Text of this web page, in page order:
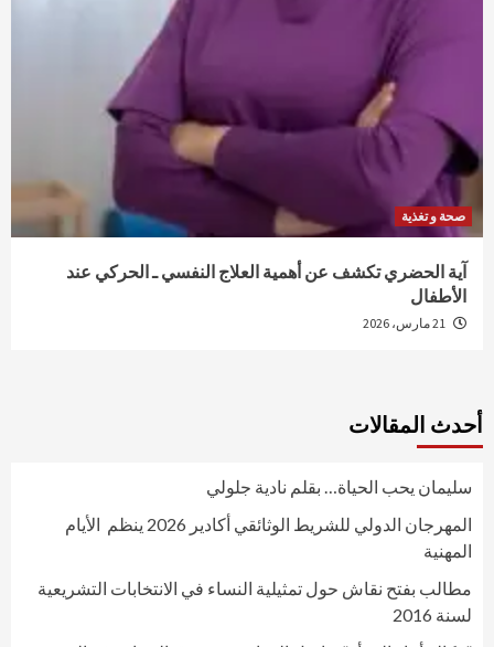
صحة و تغذية
آية الحضري تكشف عن أهمية العلاج النفسي ـ الحركي عند
الأطفال
أحدث المقالات
سليمان يحب الحياة… بقلم نادية جلولي
المهرجان الدولي للشريط الوثائقي أكادير 2026 ينظم الأيام
المهنية
مطالب بفتح نقاش حول تمثيلية النساء في الانتخابات التشريعية
لسنة 2016